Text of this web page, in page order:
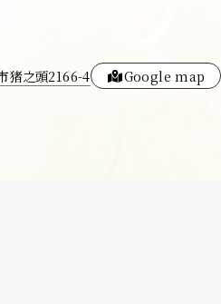
猪之頭2166-4 Google map